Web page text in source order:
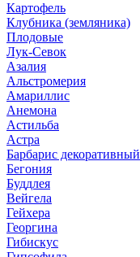
Картофель
Клубника (земляника)
Плодовые
Лук-Севок
Азалия
Альстромерия
Амариллис
Анемона
Астильба
Астра
Барбарис декоративный
Бегония
Буддлея
Вейгела
Гейхера
Георгина
Гибискус